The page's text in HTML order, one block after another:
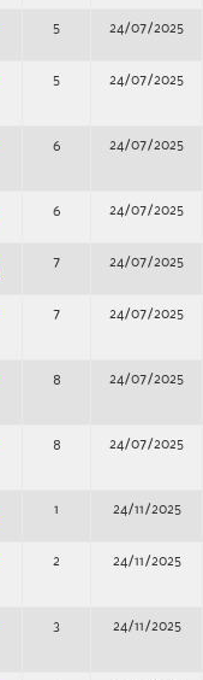
5 24/07/2025
5 24/07/2025
6 24/07/2025
6 24/07/2025
7 24/07/2025
7 24/07/2025
8 24/07/2025
8 24/07/2025
1 24/11/2025
2 24/11/2025
3 24/11/2025